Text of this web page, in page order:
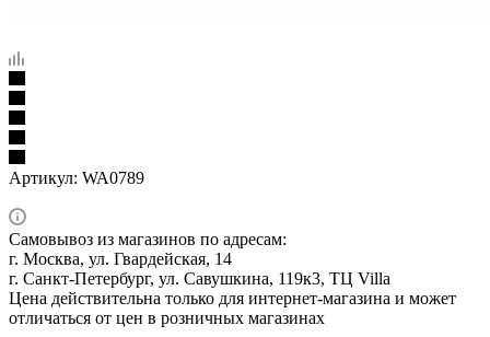
Артикул: WA0789
Самовывоз из магазинов по адресам:
г. Москва, ул. Гвардейская, 14
г. Санкт-Петербург, ул. Савушкина, 119к3, ТЦ Villa
Цена действительна только для интернет-магазина и может
отличаться от цен в розничных магазинах